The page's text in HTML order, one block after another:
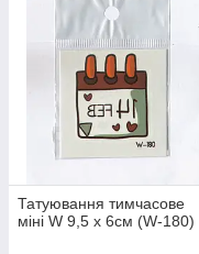
Татуювання тимчасове
міні W 9,5 х 6см (W-180)